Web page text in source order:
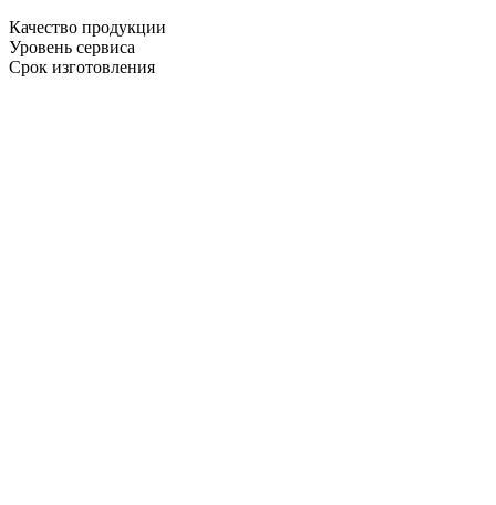
Качество продукции
Уровень сервиса
Срок изготовления